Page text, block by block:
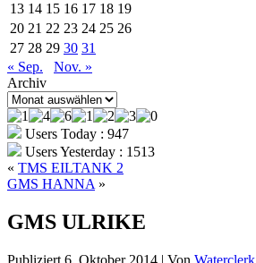
13 14 15 16 17 18 19
20 21 22 23 24 25 26
27 28 29 30 31
« Sep.
Nov. »
Archiv
Archiv
Users Today : 947
Users Yesterday : 1513
« TMS EILTANK 2
GMS HANNA »
GMS ULRIKE
Publiziert 6. Oktober 2014 | Von Waterclerk